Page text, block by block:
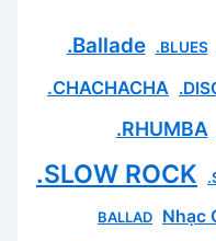
.Ballade .BLUES
.CHACHACHA
.RHUMBA
.SLOW ROCK
BALLAD Nhạc